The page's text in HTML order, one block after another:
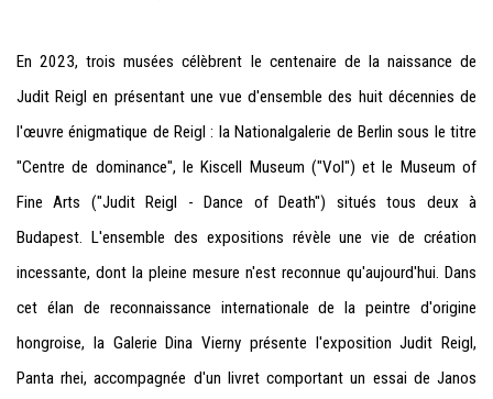
En 2023, trois musées célèbrent le centenaire de la naissance de
Judit Reigl en présentant une vue d'ensemble des huit décennies de
l'œuvre énigmatique de Reigl : la Nationalgalerie de Berlin sous le titre
"Centre de dominance", le Kiscell Museum ("Vol") et le Museum of
Fine Arts ("Judit Reigl - Dance of Death") situés tous deux à
Budapest. L'ensemble des expositions révèle une vie de création
incessante, dont la pleine mesure n'est reconnue qu'aujourd'hui. Dans
cet élan de reconnaissance internationale de la peintre d'origine
hongroise, la Galerie Dina Vierny présente l'exposition Judit Reigl,
Panta rhei, accompagnée d'un livret comportant un essai de Janos